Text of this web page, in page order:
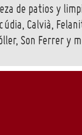
de patios y
Calvià,
Son Ferrer y